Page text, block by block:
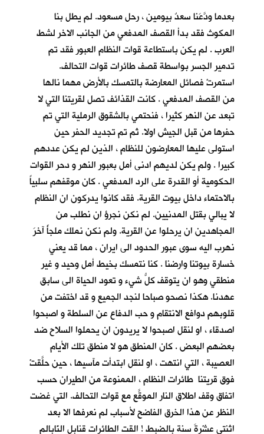
بعدما ودَّعَنا سعدٌ بيومين ، رحل مسعود. لم يطل بنا
المكوث فقد بدأ القصف المدفعي من الجانب الاخر لشط
العرب . لم يكن باستطاعة قوات النظام العبور فقد تم
تدمير الجسر بواسطة قصف طائرات قوات التحالف.
استمرتْ فصائل المعارضة بالتمسك بالأرض مهما نالها
من القصف المدفعي . كانت القذائف تصل لقريتنا التي لا
تبعد عن النهر كثيرا ، فنحتمي بالشقوق الرملية التي تم
حفرها من قبل الجيش اولا. ثم تم تجديد الحفر حين
استولى عليها المعارضون للنظام ، الذين لم يكن عددهم
كبيرا . ولم يكن لديهم ادنى أمل بعبور النهر و دحر القوات
الحكومية أو القدرة على الرد المدفعي . كان موقفهم سلبياً
بالاحتماء داخل بيوت القرية. فقد كانوا يدركون ان النظام
لا يبالي بقتل المدنيين. لم نكن نجرؤ ان نطلب من
المجاهدين ان يرحلوا عن القرية. ولم نكن نملك ملجأً آخرَ
نهرب اليه سوى عبور الحدود الى ايران ، مما قد يعني
خسارة بيوتنا وارضنا . كنا نتمسك بخيط أمل وحيد و غير
منطقي وهو ان يتوقف كلُّ شيء و تعود الحياة الى سابق
عهدنا. هكذا نصحو صباحا لنجد الجميع و قد اختفت من
قلوبهم دوافع الانتقام و حب الدفاع عن السلطة و اصبحوا
اصدقاء ، او لنقل اصبحوا لا يريدون ان يحملوا السلاح ضد
بعضهم البعض . كان المنطق هو لا منطق تلك الأيام
العصيبة ، التي انتهت ، او لنقل ابتدأت مآسيها ، حين حلَّقتْ
فوق قريتنا طائرات النظام ، الممنوعة من الطيران حسب
اتفاق وقف اطلاق النار الموقَّع مع قوات التحالف. التي غضت
النظر عن هذا الخرق الفاضح لأسباب لم نعرفها الا بعد
اثنتي عشْرةَ سنة بالضبط ! القت الطائرات قنابل النّابالم